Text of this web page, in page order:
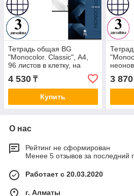
Тетрадь общая BG
"Monocolor. Classic", А4,
96 листов в клетку, на
скрепке
4 530 ₸
Купить
скрепке
3 870
О нас
Рейтинг не сформирован
Менее 5 отзывов за последний
Работает с 20.03.2020
г. Алматы